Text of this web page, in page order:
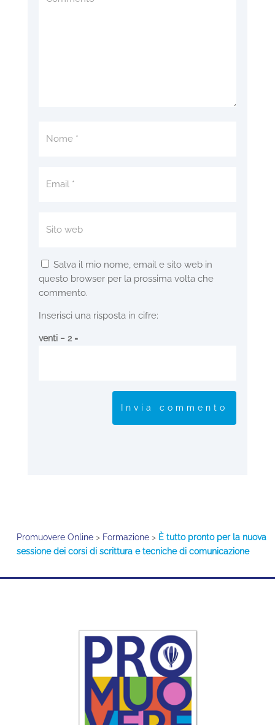
Salva il mio nome, email e sito web in
questo browser per la prossima volta che
commento.
Inserisci una risposta in cifre:
venti − 2 =
Invia commento
Promuovere Online> Formazione> È tutto pronto per la nuova
sessione dei corsi di scrittura e tecniche di comunicazione